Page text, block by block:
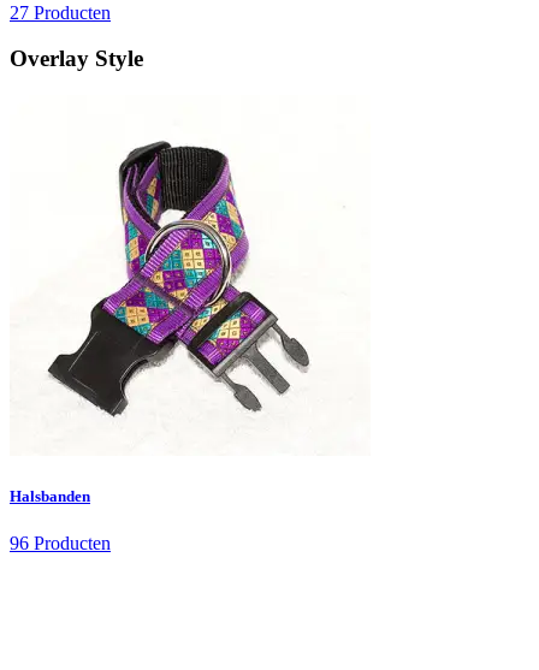
27 Producten
Overlay Style
Halsbanden
96 Producten